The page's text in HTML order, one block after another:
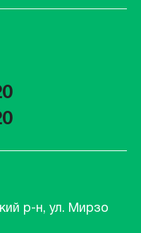
р-н, ул. Мирзо